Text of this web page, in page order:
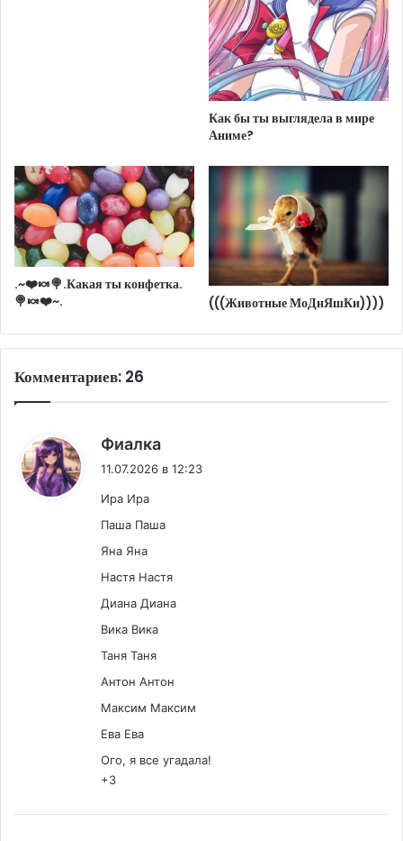
Как бы ты выглядела в мире
Аниме?
.~❤️🍬🍭.Какая ты конфетка.
🍭🍬❤️~.
(((Животные МоДнЯшКи))))
Комментариев: 26
Фиалка
11.07.2026 в 12:23
Ира Ира
Паша Паша
Яна Яна
Настя Настя
Диана Диана
Вика Вика
Таня Таня
Антон Антон
Максим Максим
Ева Ева
Ого, я все угадала!
+3